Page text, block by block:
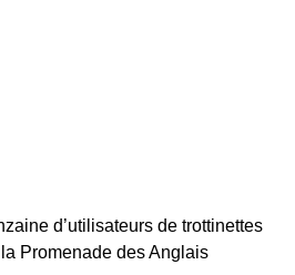
d’utilisateurs de trottinettes
Promenade des Anglais